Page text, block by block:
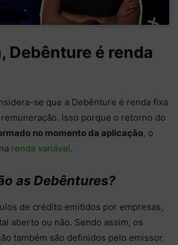
Debênture é renda
se que a Debênture é renda fixa
Isso porque o retorno do
no momento da aplicação, o
renda variável.
as Debêntures?
de crédito emitidos por empresas,
aberto ou não. Sendo assim, os
também são definidos pelo emissor.